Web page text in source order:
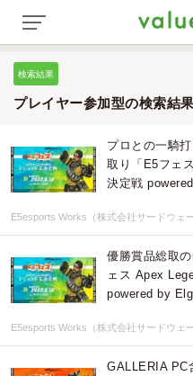
検索結果
プレイヤー参加型の検索結果
プロとの一騎
取り「E5フェ
決定戦
E5esports Works（株式会社サードウェー
優勝賞品総取
ェス Apex
powered by
E5esports Works（株式会社サードウェー
GALLERIA PC